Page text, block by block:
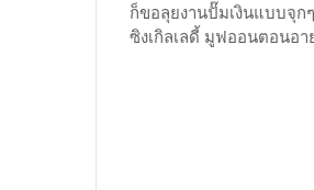
ก็ขอลุยงานปั๊มเงินแบบจุก
ซิงเกิลเลดี้ มูฟออนตอนอา